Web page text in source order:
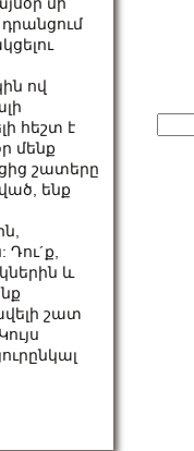
ով
հեշտ է
մենք
շատերը
ենք
և
շատ
for: